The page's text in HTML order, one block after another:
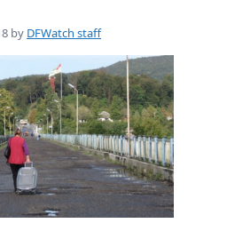
by DFWatch staff